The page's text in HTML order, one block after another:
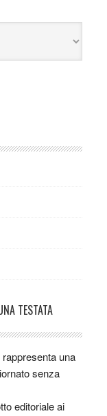
TESTATA
una
senza
editoriale ai